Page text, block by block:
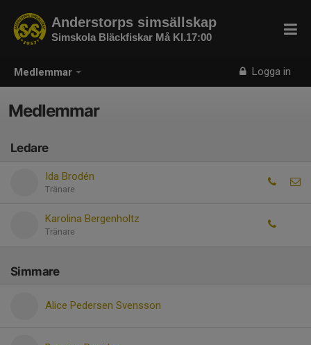
Medlemmar Logga in
Anderstorps simsällskap
Simskola Bläckfiskar Må Kl.17:00
Medlemmar
Ledare
Ida Brodén
Tränare
Karolina Bergenholtz
Tränare
Simmare
Alice Pedersen Svensson